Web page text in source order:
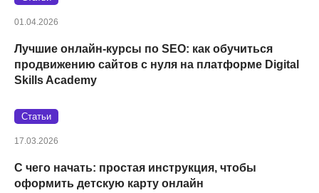
01.04.2026
Лучшие онлайн-курсы по SEO: как обучиться
продвижению сайтов с нуля на платформе Digital
Skills Academy
Статьи
17.03.2026
С чего начать: простая инструкция, чтобы
оформить детскую карту онлайн